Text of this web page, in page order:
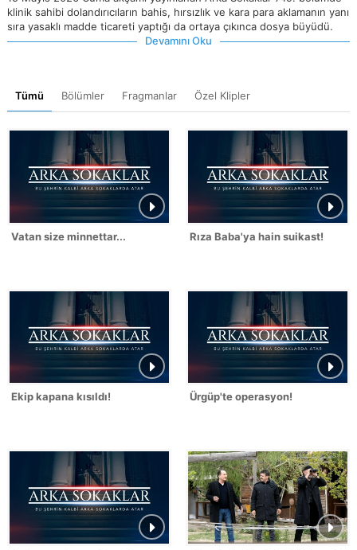
klinik sahibi dolandırıcıların bahis, hırsızlık ve kara para aklamanın yanı
sıra yasaklı madde ticareti yaptığı da ortaya çıkınca dosya büyüdü.
Devamını Oku
Tümü Bölümler Fragmanlar Özel Klipler
Vatan size minnettar... Rıza Baba'ya hain suikast!
Ekip kapana kısıldı! Ürgüp'te operasyon!